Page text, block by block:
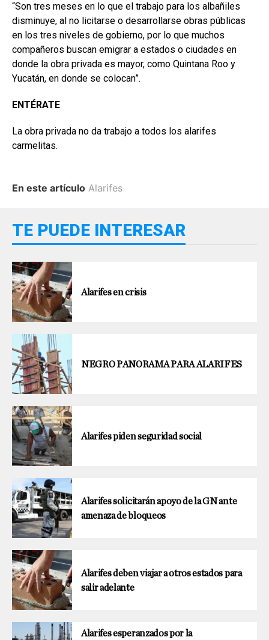
“Son tres meses en lo que el trabajo para los albañiles
disminuye, al no licitarse o desarrollarse obras públicas
en los tres niveles de gobierno, por lo que muchos
compañeros buscan emigrar a estados o ciudades en
donde la obra privada es mayor, como Quintana Roo y
Yucatán, en donde se colocan”.
ENTÉRATE
La obra privada no da trabajo a todos los alarifes
carmelitas.
En este artículo Alarifes
TE PUEDE INTERESAR
Alarifes en crisis
NEGRO PANORAMA PARA ALARIFES
Alarifes piden seguridad social
Alarifes solicitarán apoyo de la GN ante
amenaza de bloqueos
Alarifes deben viajar a otros estados para
salir adelante
Alarifes esperanzados por la